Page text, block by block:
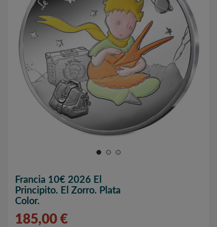
Francia 10€ 2026 El
Principito. El Zorro. Plata
Color.
185,00 €